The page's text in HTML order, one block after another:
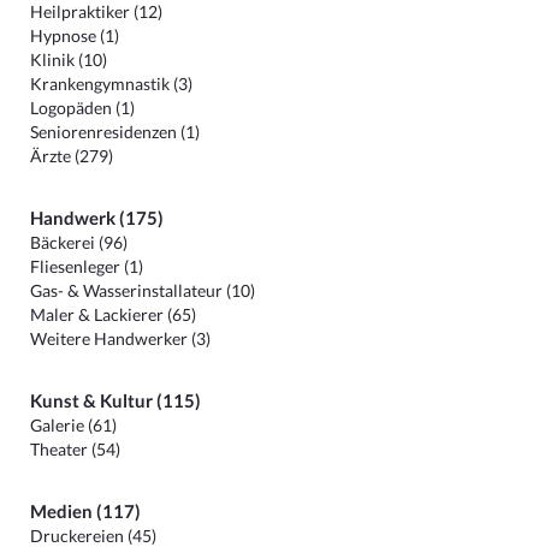
Heilpraktiker (12)
Hypnose (1)
Klinik (10)
Krankengymnastik (3)
Logopäden (1)
Seniorenresidenzen (1)
Ärzte (279)
Handwerk (175)
Bäckerei (96)
Fliesenleger (1)
Gas- & Wasserinstallateur (10)
Maler & Lackierer (65)
Weitere Handwerker (3)
Kunst & Kultur (115)
Galerie (61)
Theater (54)
Medien (117)
Druckereien (45)